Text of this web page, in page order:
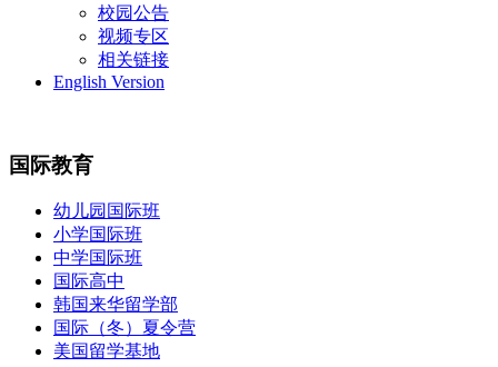
校园公告
视频专区
相关链接
English Version
国际教育
幼儿园国际班
小学国际班
中学国际班
国际高中
韩国来华留学部
国际（冬）夏令营
美国留学基地